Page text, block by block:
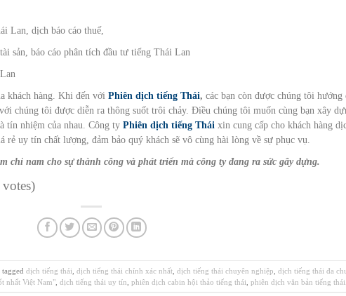
Lan, dịch báo cáo thuế,
sản, báo cáo phân tích đầu tư tiếng Thái Lan
khách hàng. Khi đến với Phiên dịch tiếng Thái, các bạn còn được chúng tôi hướng
chúng tôi được diễn ra thông suốt trôi chảy. Điều chúng tôi muốn cùng bạn xây
tín nhiệm của nhau. Công ty Phiên dịch tiếng Thái xin cung cấp cho khách hàng
uy tín chất lượng, đảm bảo quý khách sẽ vô cùng hài lòng về sự phục vụ.
chỉ nam cho sự thành công và phát triển mà công ty đang ra sức gây dựng.
taggeddịch tiếng thái ,dịch tiếng thái chính xác nhất ,dịch tiếng thái chuyên nghiệp ,dịch tiếng thái đa
nhất Việt Nam" ,dịch tiếng thái uy tín ,phiên dịch cabin hội thảo tiếng thái ,phiên dịch văn bản tiếng thái